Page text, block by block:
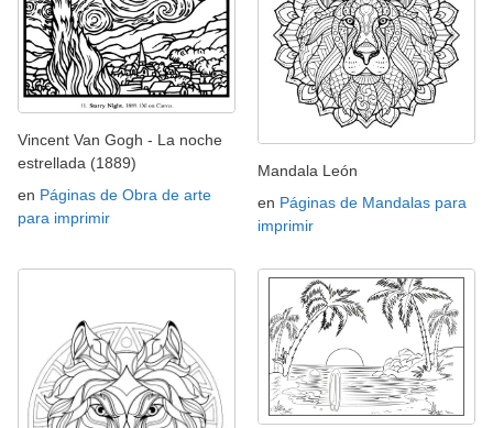
Vincent Van Gogh - La noche
estrellada (1889)
en Páginas de Obra de arte
para imprimir
Mandala León
en Páginas de Mandalas para
imprimir